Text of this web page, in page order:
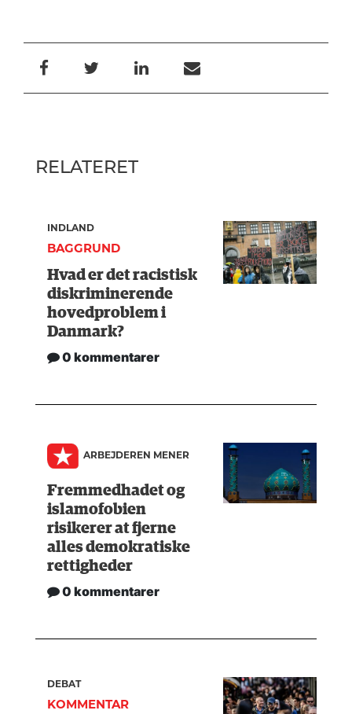
RELATERET
INDLAND
BAGGRUND
Hvad er det racistisk
diskriminerende
hovedproblem i
Danmark?
0 kommentarer
ARBEJDEREN MENER
Fremmedhadet og
islamofobien
risikerer at fjerne
alles demokratiske
rettigheder
0 kommentarer
DEBAT
KOMMENTAR